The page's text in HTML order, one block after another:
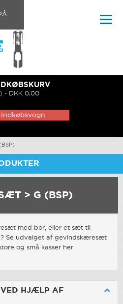
- DKK 0,00
indkøbsvogn
> G (BSP)
med bor, eller et sæt til
Se udvalget af gevindskæresæt
og små kasser her
VED HJÆLP AF